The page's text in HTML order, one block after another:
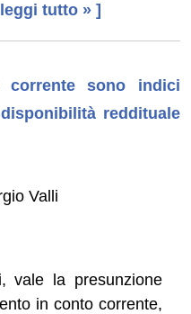
tutto » ]
sono indici
reddituale
Valli
vale la presunzione
in conto corrente,